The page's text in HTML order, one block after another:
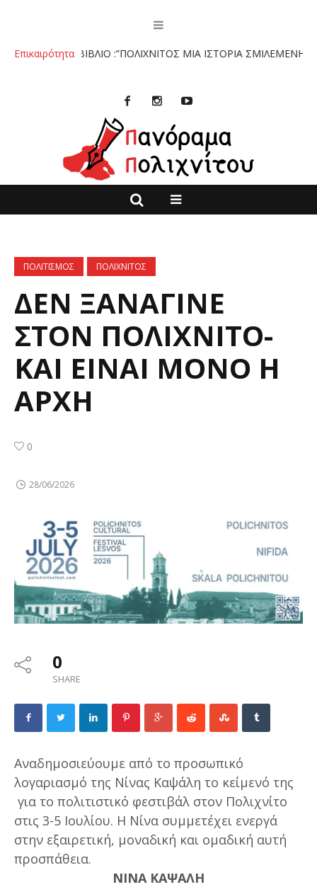
Επικαιρότητα
ΤΟ ΒΙΒΛΙΟ :”ΠΟΛΙΧΝΙΤΟΣ ΜΙΑ ΙΣΤΟΡΙΑ ΣΜΙΛΕΜΕΝΗ ΣΤΗΝ
ΠΟΛΙΤΙΣΜΟΣ ΠΟΛΙΧΝΙΤΟΣ
ΔΕΝ ΞΑΝΑΓΙΝΕ
ΣΤΟΝ ΠΟΛΙΧΝΙΤΟ-
ΚΑΙ ΕΙΝΑΙ ΜΟΝΟ Η
ΑΡΧΗ
0
28/06/2026
0
SHARE
Αναδημοσιεύουμε από το προσωπικό
λογαριασμό της Νίνας Καψάλη το κείμενό της
για το πολιτιστικό φεστιβάλ στον Πολιχνίτο
στις 3-5 Ιουλίου. Η Νίνα συμμετέχει ενεργά
στην εξαιρετική, μοναδική και ομαδική αυτή
προσπάθεια.
ΝΙΝΑ ΚΑΨΑΛΗ